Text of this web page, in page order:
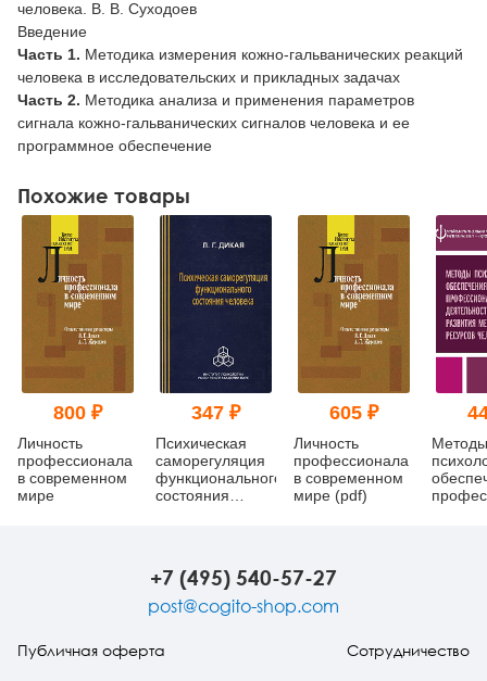
человека. В. В. Суходоев
Введение
Часть 1. Методика измерения кожно-гальванических реакций
человека в исследовательских и прикладных задачах
Часть 2. Методика анализа и применения параметров
сигнала кожно-гальванических сигналов человека и ее
программное обеспечение
Похожие товары
800 ₽
Личность
профессионала
в современном
мире
347 ₽
Психическая
саморегуляция
функционального
состояния
605 ₽
Личность
профессионала
в современном
мире (pdf)
Методы
+7 (495) 540-57-27
post@cogito-shop.com
Публичная оферта Сотрудничество